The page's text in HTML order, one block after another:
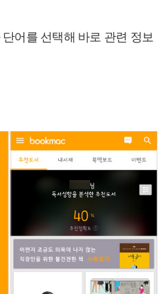
어를 선택해 바로 관련 정보